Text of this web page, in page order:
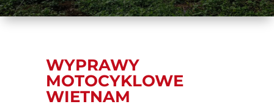
WYPRAWY
MOTOCYKLOWE
WIETNAM